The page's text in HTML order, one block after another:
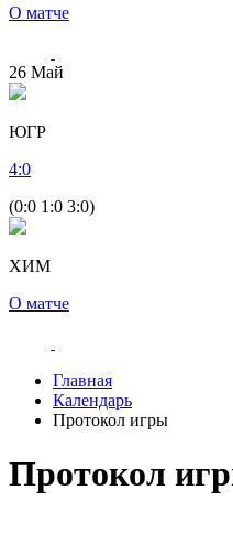
О матче
26 Май
ЮГР
4:0
(0:0 1:0 3:0)
ХИМ
О матче
Главная
Календарь
Протокол игры
Протокол